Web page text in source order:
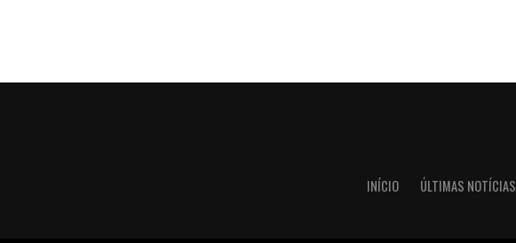
INÍCIO ÚLTIMAS NOTÍCIAS